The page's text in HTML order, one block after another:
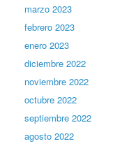
marzo 2023
febrero 2023
enero 2023
diciembre 2022
noviembre 2022
octubre 2022
septiembre 2022
agosto 2022